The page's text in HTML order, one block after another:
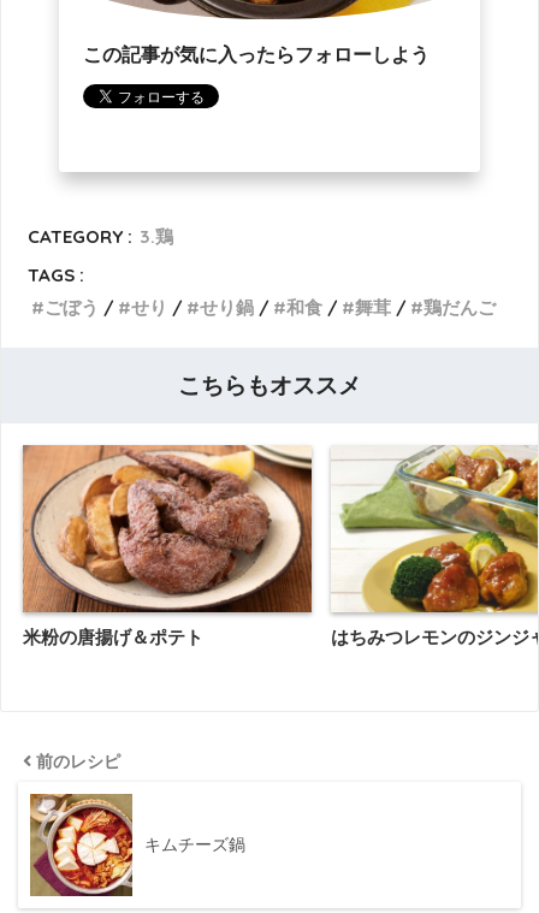
この記事が気に入ったらフォローしよう
CATEGORY : 3.鶏
TAGS :
ごぼう
せり せり鍋 和食 舞茸 鶏だんご
こちらもオススメ
米粉の唐揚げ＆ポテト はちみつレモンのジンジ
前のレシピ
キムチーズ鍋